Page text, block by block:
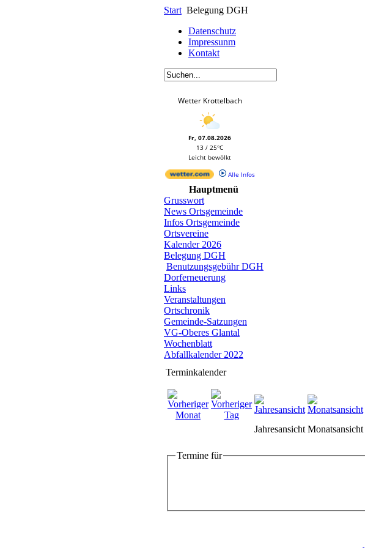
Start Belegung DGH
Datenschutz
Impressunm
Kontakt
Wetter Krottelbach
Fr, 07.08.2026
13 / 25°C
Leicht bewölkt
Alle Infos
Hauptmenü
Grusswort
News Ortsgemeinde
Infos Ortsgemeinde
Ortsvereine
Kalender 2026
Belegung DGH
Benutzungsgebühr DGH
Dorferneuerung
Links
Veranstaltungen
Ortschronik
Gemeinde-Satzungen
VG-Oberes Glantal
Wochenblatt
Abfallkalender 2022
Terminkalender
Jahresansicht Monatsansicht
Termine für